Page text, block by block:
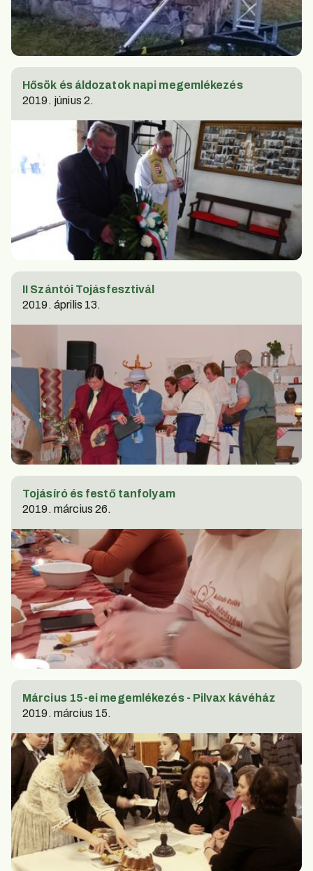
Hősök és áldozatok napi megemlékezés
2019. június 2.
II Szántói Tojásfesztivál
2019. április 13.
Tojásíró és festő tanfolyam
2019. március 26.
Március 15-ei megemlékezés - Pilvax kávéház
2019. március 15.